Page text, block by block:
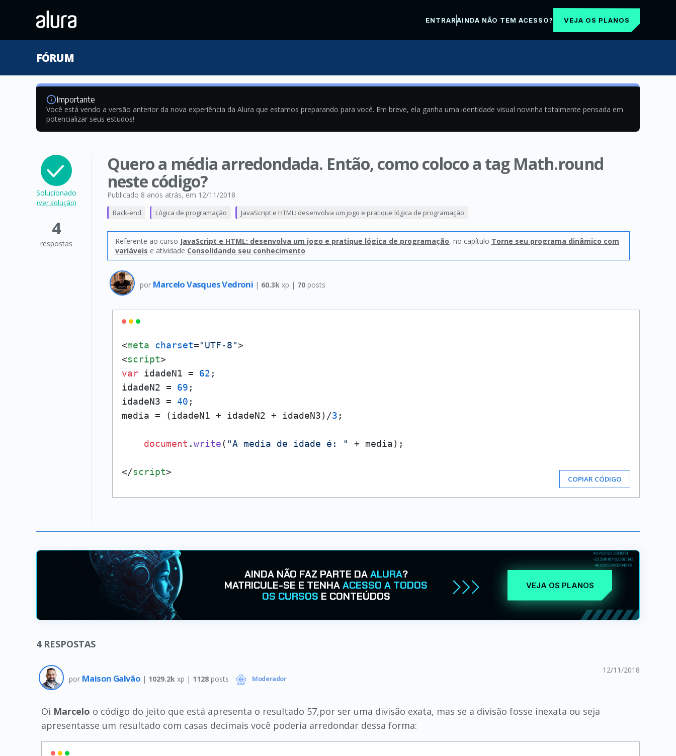
ENTRARAINDA NÃO TEM ACESSO? VEJA OS PLANOS
FÓRUM
Importante
Você está vendo a versão anterior da nova experiência da Alura que estamos preparando para você. Em breve, ela ganha uma identidade visual novinha totalmente pensada em
potencializar seus estudos!
Solucionado
(ver solução)
4
respostas
Quero a média arredondada. Então, como coloco a tag Math.round
neste código?
Publicado 8 anos atrás, em 12/11/2018
Back-end Lógica de programação JavaScript e HTML: desenvolva um jogo e pratique lógica de programação
Referente ao curso JavaScript e HTML: desenvolva um jogo e pratique lógica de programação, no capítulo Torne seu programa dinâmico com
variáveis e atividade Consolidando seu conhecimento
por Marcelo Vasques Vedroni | 60.3k xp | 70posts
<meta charset="UTF-8">
<script>
var idadeN1 = 62 ;
idadeN2 = 69 ;
idadeN3 = 40 ;
media = (idadeN1 + idadeN2 + idadeN3)/3 ;
document .write( "A media de idade é: " + media);
</script>
COPIAR CÓDIGO
AINDA NÃO FAZ PARTE DAALURA?
MATRICULE-SE E TENHAACESSO A TODOS
OS CURSOS E CONTEÚDOS
VEJA OS PLANOS
4 RESPOSTAS
por Maison Galvão | 1029.2k xp | 1128posts Moderador
12/11/2018
Oi Marcelo o código do jeito que está apresenta o resultado 57,por ser uma divisão exata, mas se a divisão fosse inexata ou seja
apresentasse um resultado com casas decimais você poderia arredondar dessa forma: